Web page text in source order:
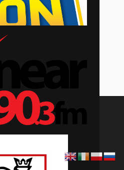
najlepszą jakość
o tym, jakich ciasteczek
ustawieniach.
SETTINGS Zamknij panel